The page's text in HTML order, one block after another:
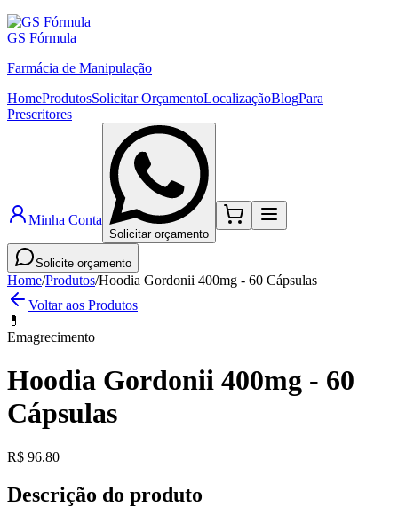
GS Fórmula
Farmácia de Manipulação
HomeProdutosSolicitar OrçamentoLocalizaçãoBlogPara
Prescritores
Minha Conta
Solicitar orçamento
Solicite orçamento
Home/Produtos/Hoodia Gordonii 400mg - 60 Cápsulas
Voltar aos Produtos
💊
Emagrecimento
Hoodia Gordonii 400mg - 60
Cápsulas
R$ 96.80
Descrição do produto